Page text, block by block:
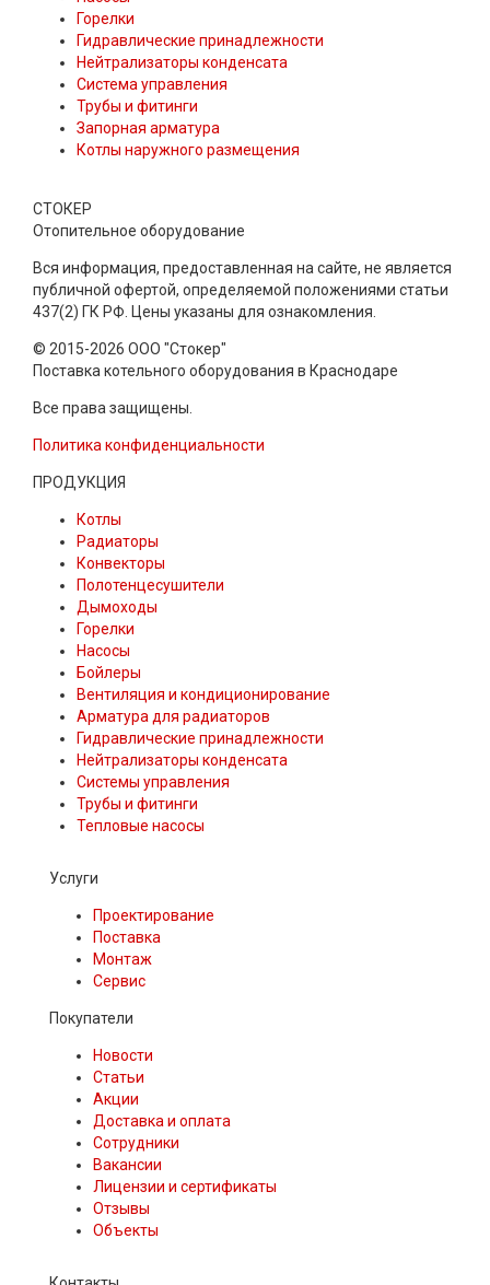
Горелки
Гидравлические принадлежности
Нейтрализаторы конденсата
Система управления
Трубы и фитинги
Запорная арматура
Котлы наружного размещения
СТОКЕР
Отопительное оборудование
Вся информация, предоставленная на сайте, не является
публичной офертой, определяемой положениями статьи
437(2) ГК РФ. Цены указаны для ознакомления.
© 2015-2026 ООО "Стокер"
Поставка котельного оборудования в Краснодаре
Все права защищены.
Политика конфиденциальности
ПРОДУКЦИЯ
Котлы
Радиаторы
Конвекторы
Полотенцесушители
Дымоходы
Горелки
Насосы
Бойлеры
Вентиляция и кондиционирование
Арматура для радиаторов
Гидравлические принадлежности
Нейтрализаторы конденсата
Системы управления
Трубы и фитинги
Тепловые насосы
Услуги
Проектирование
Поставка
Монтаж
Сервис
Покупатели
Новости
Статьи
Акции
Доставка и оплата
Сотрудники
Вакансии
Лицензии и сертификаты
Отзывы
Объекты